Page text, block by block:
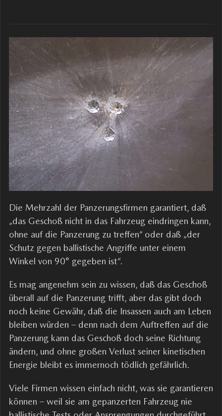
Die Mehrzahl der Panzerungsfirmen garantiert, daß
„das Geschoß nicht in das Fahrzeug eindringen kann,
ohne auf die Panzerung zu treffen“ oder daß „der
Schutz gegen ballistische Angriffe unter einem
Winkel von 90° gegeben ist“.
Es mag angenehm sein zu wissen, daß das Geschoß
überall auf die Panzerung trifft, aber das gibt doch
noch keine Gewähr, daß die Insassen auch am Leben
bleiben würden – denn nach dem Auftreffen auf die
Panzerung kann das Geschoß doch seine Richtung
ändern, und ohne großen Verlust seiner kinetischen
Energie bleibt es immernoch tödlich gefährlich.
Viele Firmen wissen einfach nicht, was sie garantieren
können – weil sie am gepanzerten Fahrzeug nie